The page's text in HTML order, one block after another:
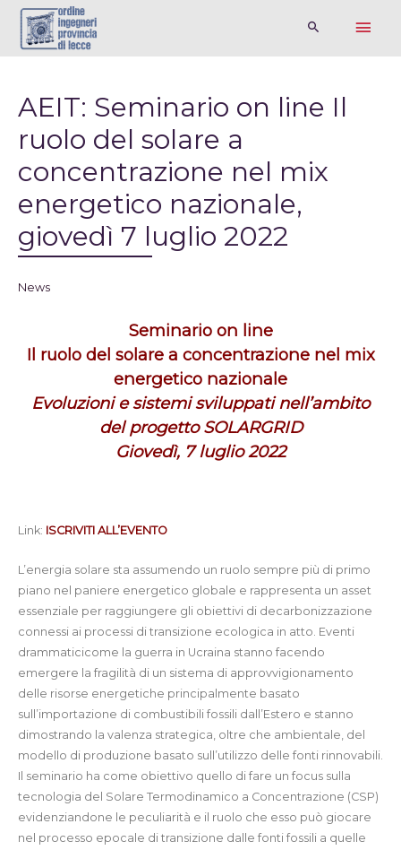
AEIT: Seminario on line Il
ruolo del solare a
concentrazione nel mix
energetico nazionale,
giovedì 7 luglio 2022
News
Seminario on line
Il ruolo del solare a concentrazione nel mix
energetico nazionale
Evoluzioni e sistemi sviluppati nell’ambito
del progetto SOLARGRID
Giovedì, 7 luglio 2022
Link: ISCRIVITI ALL’EVENTO
L’energia solare sta assumendo un ruolo sempre più di primo
piano nel paniere energetico globale e rappresenta un asset
essenziale per raggiungere gli obiettivi di decarbonizzazione
connessi ai processi di transizione ecologica in atto. Eventi
drammaticicome la guerra in Ucraina stanno facendo
emergere la fragilità di un sistema di approvvigionamento
delle risorse energetiche principalmente basato
sull’importazione di combustibili fossili dall’Estero e stanno
dimostrando la valenza strategica, oltre che ambientale, del
modello di produzione basato sull’utilizzo delle fonti rinnovabili.
Il seminario ha come obiettivo quello di fare un focus sulla
tecnologia del Solare Termodinamico a Concentrazione (CSP)
evidenziandone le peculiarità e il ruolo che esso può giocare
nel processo epocale di transizione dalle fonti fossili a quelle